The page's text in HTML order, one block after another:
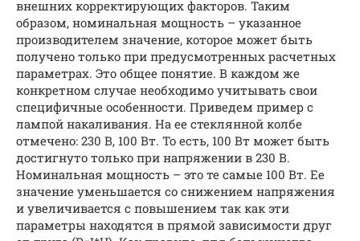
внешних корректирующих факторов. Таким
образом, номинальная мощность – указанное
производителем значение, которое может быть
получено только при предусмотренных расчетных
параметрах. Это общее понятие. В каждом же
конкретном случае необходимо учитывать свои
специфичные особенности. Приведем пример с
лампой накаливания. На ее стеклянной колбе
отмечено: 230 В, 100 Вт. То есть, 100 Вт может быть
достигнуто только при напряжении в 230 В.
Номинальная мощность – это те самые 100 Вт. Ее
значение уменьшается со снижением напряжения
и увеличивается с повышением так как эти
параметры находятся в прямой зависимости друг